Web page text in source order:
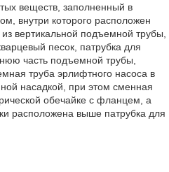
веществ, заполненный в
внутри которого расположен
вертикальной подъемной трубы,
песок, патрубка для
часть подъемной трубы,
труба эрлифтного насоса в
насадкой, при этом сменная
обечайке с фланцем, а
расположена выше патрубка для